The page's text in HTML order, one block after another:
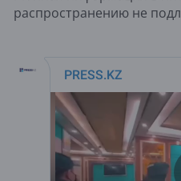
распространению не